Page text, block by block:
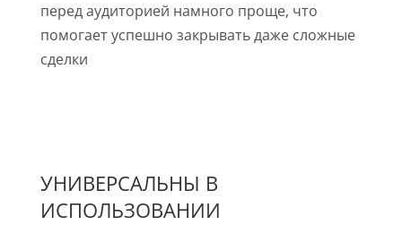
перед аудиторией намного проще, что
помогает успешно закрывать даже сложные
сделки
УНИВЕРСАЛЬНЫ В
ИСПОЛЬЗОВАНИИ